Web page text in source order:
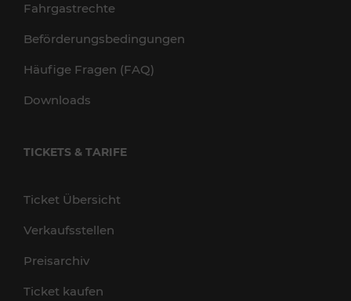
Fahrgastrechte
Beförderungsbedingungen
Häufige Fragen (FAQ)
Downloads
TICKETS & TARIFE
Ticket Übersicht
Verkaufsstellen
Preisarchiv
Ticket kaufen